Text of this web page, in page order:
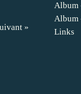
»
Album
Album
Links